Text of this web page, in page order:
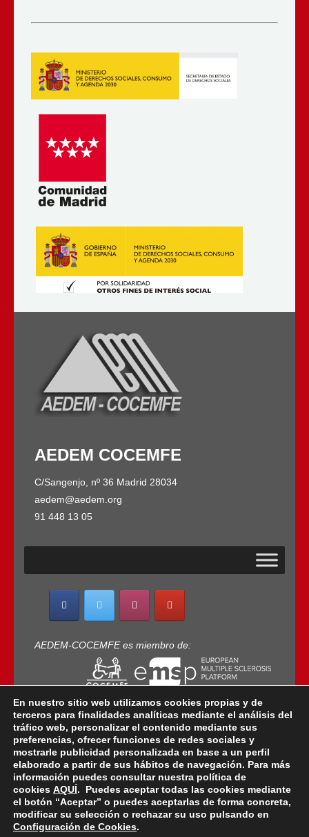
AEDEM COCEMFE
C/Sangenjo, nº 36 Madrid 28034
aedem@aedem.org
91 448 13 05
AEDEM-COCEMFE es miembro de:
Copyright © 2022 · AEDEM-Asociación española de
EM · Todos los Derechos Reservados · C/ Sangenjo,
nº 36 Madrid -
91 448 13 05
mail: aedem@aedem.org//Aviso legal-Política de
En nuestro sitio web utilizamos cookies propias y de
terceros para finalidades analíticas mediante el análisis del
tráfico web, personalizar el contenido mediante sus
preferencias, ofrecer funciones de redes sociales y
mostrarle publicidad personalizada en base a un perfil
elaborado a partir de sus hábitos de navegación. Para más
información puedes consultar nuestra política de
cookies AQUÍ. Puedes aceptar todas las cookies mediante
el botón “Aceptar” o puedes aceptarlas de forma concreta,
modificar su selección o rechazar su uso pulsando en
Configuración de Cookies.